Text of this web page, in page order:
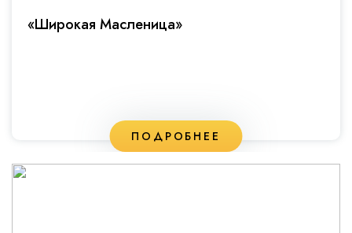
«Широкая Масленица»
ПОДРОБНЕЕ